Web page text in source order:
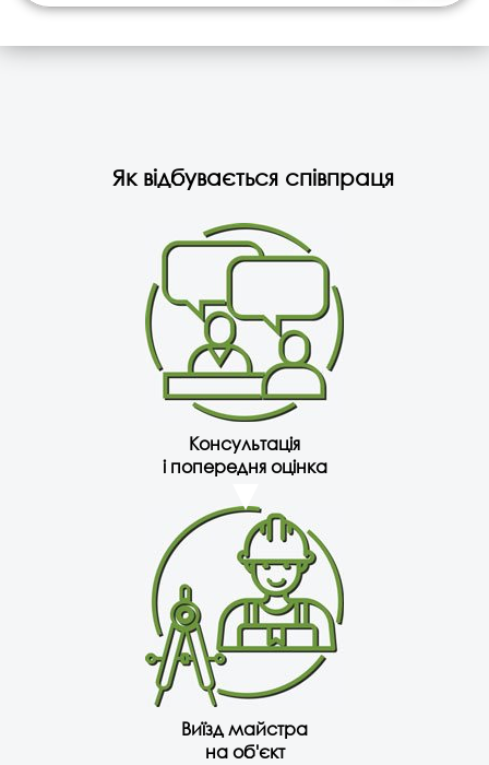
Як відбувається співпраця
Консультація
і попередня оцінка
Виїзд майстра
на об'єкт